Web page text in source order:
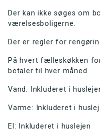
Der kan ikke søges om
værelsesboligerne.
Der er regler for
På hvert fælleskøkken
betaler til hver måned.
Vand: Inkluderet i
Varme: Inkluderet i
El: Inkluderet i huslejen